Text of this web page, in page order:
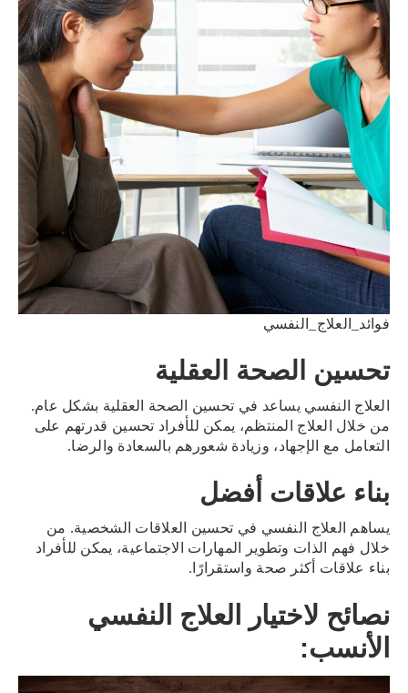
فوائد_العلاج_النفسي
تحسين الصحة العقلية
العلاج النفسي يساعد في تحسين الصحة العقلية بشكل عام.
من خلال العلاج المنتظم، يمكن للأفراد تحسين قدرتهم على
التعامل مع الإجهاد، وزيادة شعورهم بالسعادة والرضا.
بناء علاقات أفضل
يساهم العلاج النفسي في تحسين العلاقات الشخصية. من
خلال فهم الذات وتطوير المهارات الاجتماعية، يمكن للأفراد
بناء علاقات أكثر صحة واستقرارًا.
نصائح لاختيار العلاج النفسي
الأنسب: